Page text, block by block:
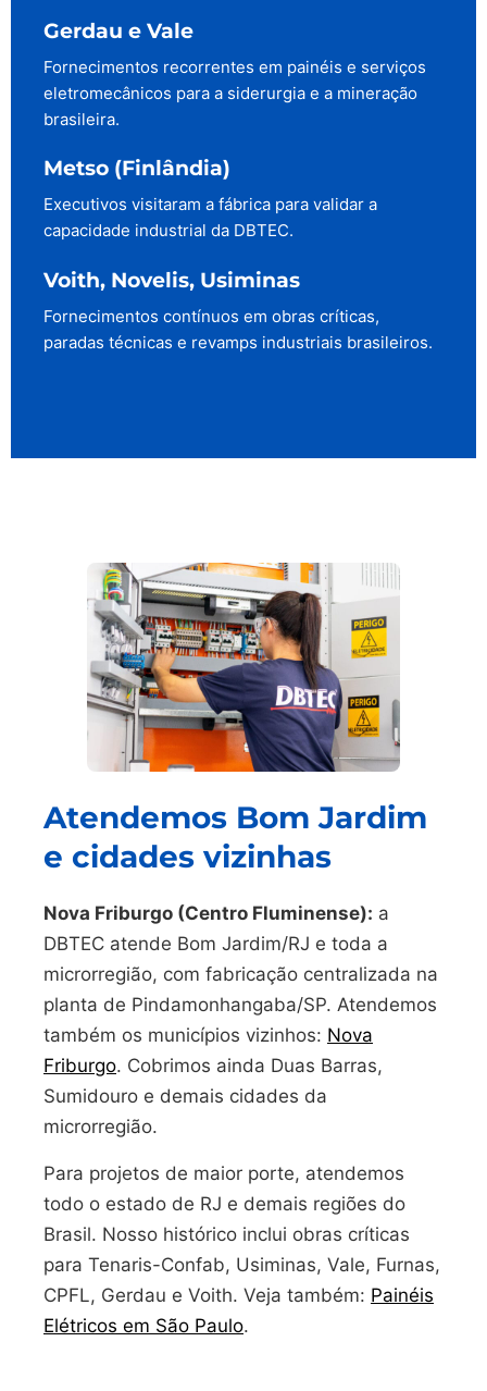
Gerdau e Vale
Fornecimentos recorrentes em painéis e serviços
eletromecânicos para a siderurgia e a mineração
brasileira.
Metso (Finlândia)
Executivos visitaram a fábrica para validar a
capacidade industrial da DBTEC.
Voith, Novelis, Usiminas
Fornecimentos contínuos em obras críticas,
paradas técnicas e revamps industriais brasileiros.
Atendemos Bom Jardim
e cidades vizinhas
Nova Friburgo (Centro Fluminense): a
DBTEC atende Bom Jardim/RJ e toda a
microrregião, com fabricação centralizada na
planta de Pindamonhangaba/SP. Atendemos
também os municípios vizinhos: Nova
Friburgo. Cobrimos ainda Duas Barras,
Sumidouro e demais cidades da
microrregião.
Para projetos de maior porte, atendemos
todo o estado de RJ e demais regiões do
Brasil. Nosso histórico inclui obras críticas
para Tenaris-Confab, Usiminas, Vale, Furnas,
CPFL, Gerdau e Voith. Veja também: Painéis
Elétricos em São Paulo.